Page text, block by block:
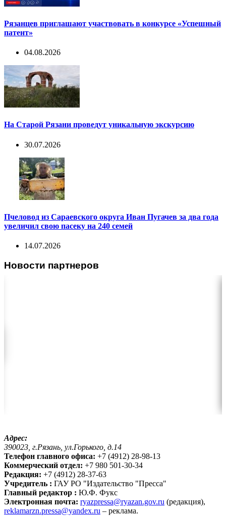
Рязанцев приглашают участвовать в конкурсе «Успешный
патент»
04.08.2026
На Старой Рязани проведут уникальную экскурсию
30.07.2026
Пчеловод из Сараевского округа Иван Пугачев за два года
увеличил свою пасеку на 240 семей
14.07.2026
Новости партнеров
Адрес:
390023, г.Рязань, ул.Горького, д.14
Телефон главного офиса: +7 (4912) 28-98-13
Коммерческий отдел: +7 980 501-30-34
Редакция: +7 (4912) 28-37-63
Учредитель : ГАУ РО "Издательство "Пресса"
Главный редактор : Ю.Ф. Фукс
Электронная почта: ryazpressa@ryazan.gov.ru (редакция),
reklamarzn.pressa@yandex.ru – реклама.